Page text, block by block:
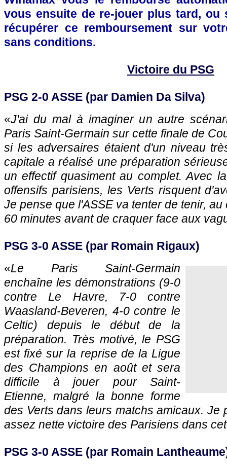
vous ensuite de re-jouer plus tard, ou
récupérer ce remboursement sur
sans conditions.
Victoire du PSG
PSG 2-0 ASSE (par Damien Da Silva)
«J'ai du mal à imaginer un autre
Paris Saint-Germain sur cette finale de
si les adversaires étaient d'un niveau
capitale a réalisé une préparation
un effectif quasiment au complet. Avec
offensifs parisiens, les Verts risquent
Je pense que l'ASSE va tenter de tenir,
60 minutes avant de craquer face aux
PSG 3-0 ASSE (par Romain Rigaux)
«Le Paris Saint-Germain
enchaîne les démonstrations (9-0
contre Le Havre, 7-0 contre
Waasland-Beveren, 4-0 contre le
Celtic) depuis le début de la
préparation. Très motivé, le PSG
est fixé sur la reprise de la Ligue
des Champions en août et sera
difficile à jouer pour Saint-
Etienne, malgré la bonne forme
des Verts dans leurs matchs amicaux. Je
assez nette victoire des Parisiens dans
PSG 3-0 ASSE (par Romain